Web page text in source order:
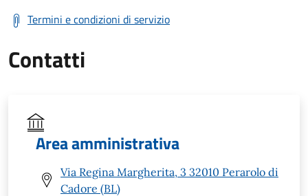
Termini e condizioni di servizio
Contatti
Area amministrativa
Via Regina Margherita, 3 32010 Perarolo di
Cadore (BL)